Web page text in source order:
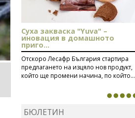
Суха закваска "Yuva" –
иновация в домашното
приго...
Отскоро Лесафр България стартира
предлагането на изцяло нов продукт,
който ще промени начина, по който...
БЮЛЕТИН